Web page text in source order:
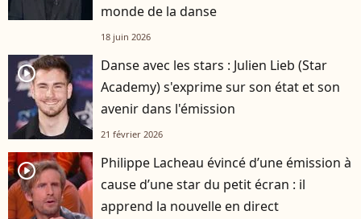
monde de la danse
18 juin 2026
player2
Danse avec les stars : Julien Lieb (Star
Academy) s'exprime sur son état et son
avenir dans l'émission
21 février 2026
player2
Philippe Lacheau évincé d’une émission à
cause d’une star du petit écran : il
apprend la nouvelle en direct